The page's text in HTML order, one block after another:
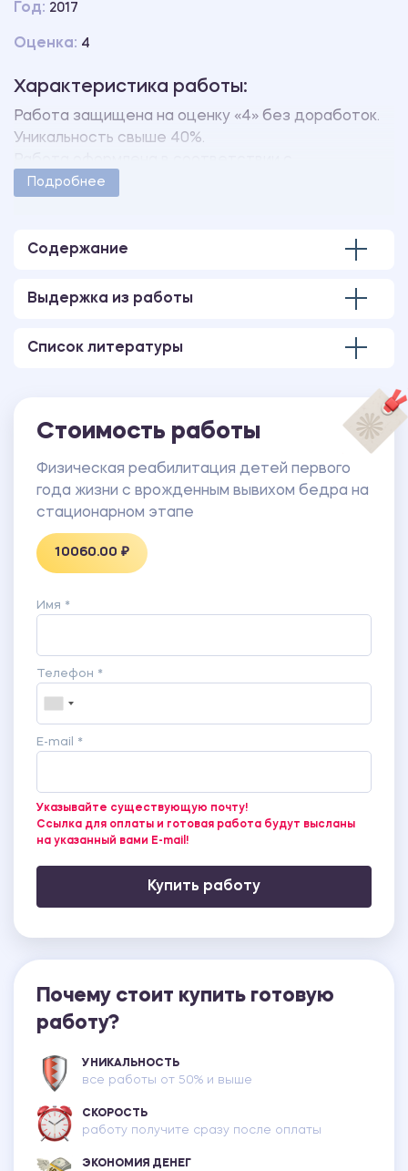
Год: 2017
Оценка: 4
Характеристика работы:
Работа защищена на оценку «4» без доработок.
Уникальность свыше 40%.
методическими указаниями учебного заведения.
Комплекс массажа и лечебной гимнастики при
Потапчуку, С. В. Матвееву, 2010)
Кардамоновой, 2001)
Подробнее
Содержание
Выдержка из работы
Список литературы
Стоимость работы
Физическая реабилитация детей первого
года жизни с врожденным вывихом бедра на
стационарном этапе
10060.00 ₽
Имя *
Телефон *
E-mail *
Указывайте существующую почту!
Ссылка для оплаты и готовая работа будут высланы
на указанный вами E-mail!
Купить работу
Почему стоит купить готовую
работу?
УНИКАЛЬНОСТЬ
все работы от 50% и выше
СКОРОСТЬ
работу получите сразу после оплаты
ЭКОНОМИЯ ДЕНЕГ